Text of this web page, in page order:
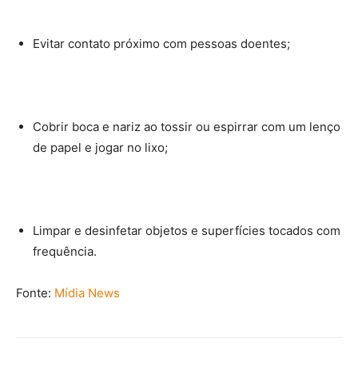
Evitar contato próximo com pessoas doentes;
Cobrir boca e nariz ao tossir ou espirrar com um lenço
de papel e jogar no lixo;
Limpar e desinfetar objetos e superfícies tocados com
frequência.
Fonte: Mídia News